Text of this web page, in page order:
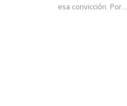
esa convicción. Por…